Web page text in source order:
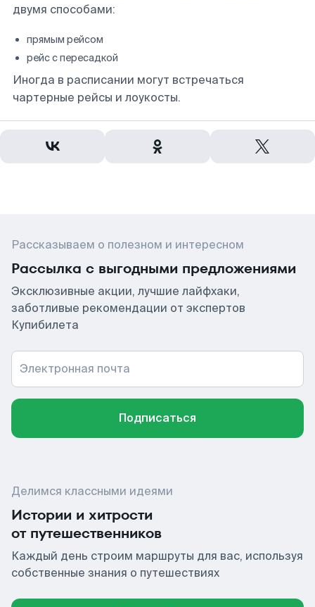
двумя способами:
прямым рейсом
рейс с пересадкой
Иногда в расписании могут встречаться
чартерные рейсы и лоукосты.
Рассказываем о полезном и интересном
Рассылка с выгодными предложениями
Эксклюзивные акции, лучшие лайфхаки,
заботливые рекомендации от экспертов
Купибилета
Электронная почта
Подписаться
Делимся классными идеями
Истории и хитрости
от путешественников
Каждый день строим маршруты для вас, используя
собственные знания о путешествиях